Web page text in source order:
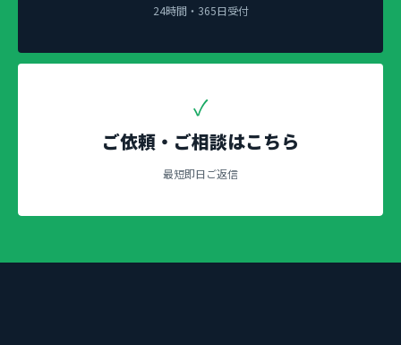
24時間・365日受付
✓
ご依頼・ご相談はこちら
最短即日ご返信